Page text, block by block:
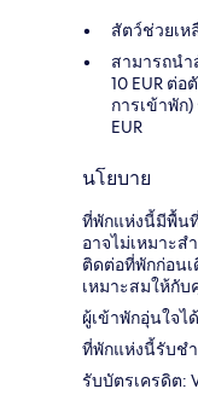
สัตว์ช่วยเห
สามารถนำ
10 EUR ต่
การเข้าพัก
EUR
นโยบาย
ที่พักแห่งนี้มีพื้นที่
อาจไม่เหมาะ
ติดต่อที่พักก่อน
เหมาะสมให้กั
ผู้เข้าพักอุ่นใจไ
ที่พักแห่งนี้รับช
รับบัตรเครดิต: